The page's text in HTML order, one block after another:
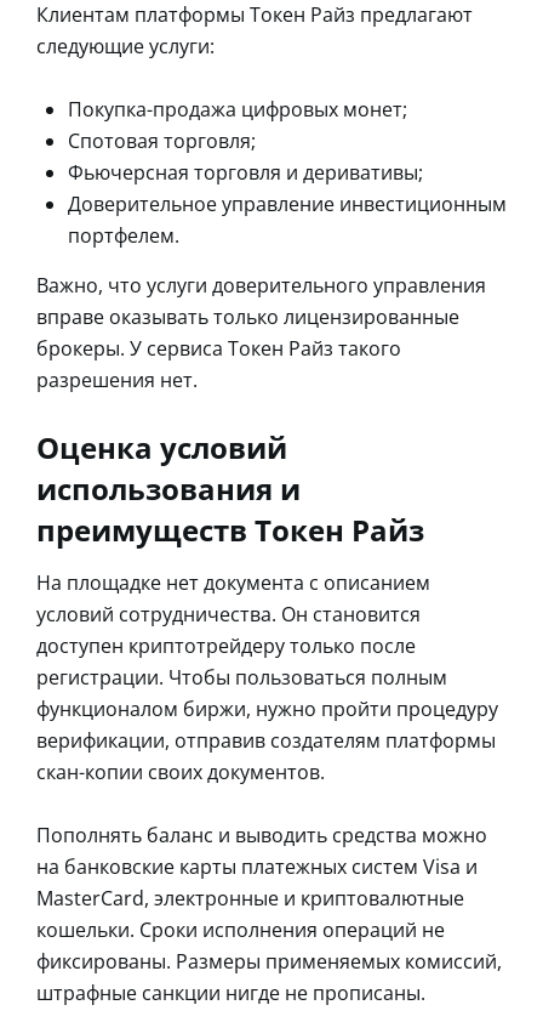
Клиентам платформы Токен Райз предлагают
следующие услуги:
Покупка-продажа цифровых монет;
Спотовая торговля;
Фьючерсная торговля и деривативы;
Доверительное управление инвестиционным
портфелем.
Важно, что услуги доверительного управления
вправе оказывать только лицензированные
брокеры. У сервиса Токен Райз такого
разрешения нет.
Оценка условий
использования и
преимуществ Токен Райз
На площадке нет документа с описанием
условий сотрудничества. Он становится
доступен криптотрейдеру только после
регистрации. Чтобы пользоваться полным
функционалом биржи, нужно пройти процедуру
верификации, отправив создателям платформы
скан-копии своих документов.
Пополнять баланс и выводить средства можно
на банковские карты платежных систем Visa и
MasterCard, электронные и криптовалютные
кошельки. Сроки исполнения операций не
фиксированы. Размеры применяемых комиссий,
штрафные санкции нигде не прописаны.